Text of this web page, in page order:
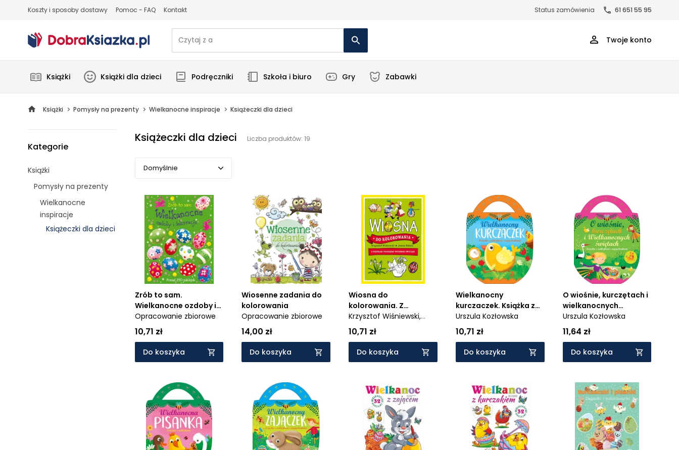
Koszty i sposoby dostawy Pomoc - FAQ Kontakt Status zamówienia 61 651 55 95
Twoje konto
Książki Książki dla dzieci Podręczniki Szkoła i biuro Gry Zabawki
Książki Pomysły na prezenty Wielkanocne inspiracje Książeczki dla dzieci
Kategorie
Książki
Pomysły na prezenty
Wielkanocne
inspiracje
Książeczki dla dzieci
Książeczki dla dzieci Liczba produktów: 19
Domyślnie
Domyślnie
Popularne
Cena rosnąco
Cena malejąco
Od najnowszych
Od najstarszych
Zrób to sam.
Wielkanocne ozdoby i
dekoracje
Opracowanie zbiorowe
10,71 zł
Do koszyka
Wiosenne zadania do
kolorowania
Opracowanie zbiorowe
14,00 zł
Do koszyka
Wiosna do
kolorowania. Z
kredkami poznajemy
wiosenne zwyczaje
Krzysztof Wiśniewski,
Joanna Babula
10,71 zł
Do koszyka
Wielkanocny
kurczaczek. Książka z
naklejkami
Urszula Kozłowska
10,71 zł
Do koszyka
O wiośnie, kurczętach i
wielkanocnych
świętach. Książka z
naklejkami
Urszula Kozłowska
11,64 zł
Do koszyka